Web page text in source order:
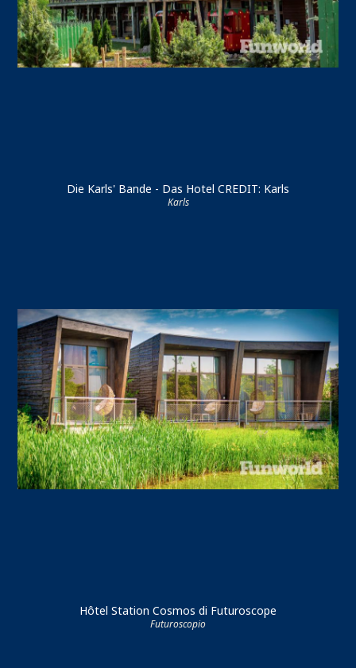
Die Karls' Bande - Das Hotel CREDIT: Karls
Karls
Hôtel Station Cosmos di Futuroscope
Futuroscopio